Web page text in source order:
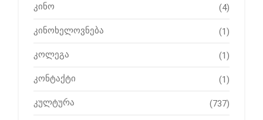
კინო (4)
კინოხელოვნება (1)
კოლეგა (1)
კონტაქტი (1)
კულტურა (737)